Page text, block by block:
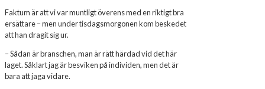
Faktum är att vi var muntligt överens med en riktigt bra
ersättare – men under tisdagsmorgonen kom beskedet
att han dragit sig ur.
– Sådan är branschen, man är rätt härdad vid det här
laget. Såklart jag är besviken på individen, men det är
bara att jaga vidare.